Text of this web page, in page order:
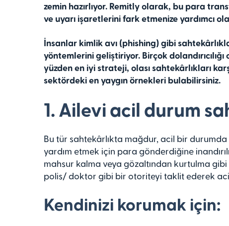
zemin hazırlıyor. Remitly olarak, bu para
ve uyarı işaretlerini fark etmenize yardımcı
İnsanlar kimlik avı (phishing) gibi
yöntemlerini geliştiriyor. Birçok
yüzden en iyi strateji, olası sahtekârlıkları
sektördeki en yaygın örnekleri bulabilirsiniz.
1. Ailevi acil durum
Bu tür sahtekârlıkta mağdur, acil bir
yardım etmek için para gönderdiğine
mahsur kalma veya gözaltından kurtulma
polis/ doktor gibi bir otoriteyi taklit ederek
Kendinizi korumak için: